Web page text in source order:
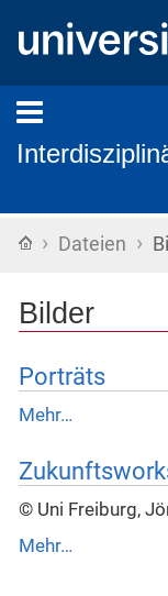
Startseite
› Dateien ›
Bilder
Porträts
Mehr…
© Uni Freiburg,
Mehr…